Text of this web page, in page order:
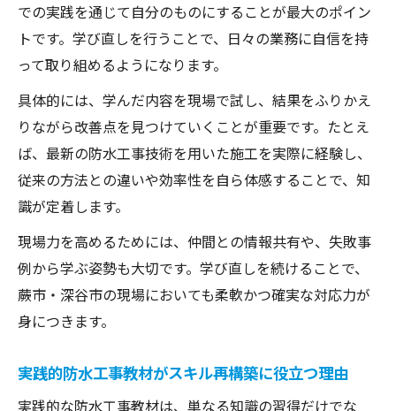
での実践を通じて自分のものにすることが最大のポイン
トです。学び直しを行うことで、日々の業務に自信を持
って取り組めるようになります。
具体的には、学んだ内容を現場で試し、結果をふりかえ
りながら改善点を見つけていくことが重要です。たとえ
ば、最新の防水工事技術を用いた施工を実際に経験し、
従来の方法との違いや効率性を自ら体感することで、知
識が定着します。
現場力を高めるためには、仲間との情報共有や、失敗事
例から学ぶ姿勢も大切です。学び直しを続けることで、
蕨市・深谷市の現場においても柔軟かつ確実な対応力が
身につきます。
実践的防水工事教材がスキル再構築に役立つ理由
実践的な防水工事教材は、単なる知識の習得だけでな